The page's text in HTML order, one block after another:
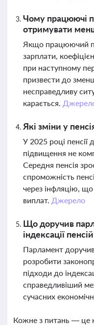
Чому працюючі
отримувати
Якщо працюючий
зарплати,
при наступному
призвести до
несправедливу
карається.
Які зміни у
У 2025 році пенсії
підвищення не
Середня пенсія
спроможність
через інфляцію,
виплат. Джерело
Що доручив
індексації
Парламент
розробити
підходи до
справедливіший
сучасних
Кожне з питань — це